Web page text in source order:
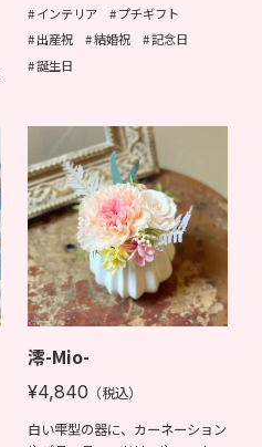
インテリア
プチギフト
出産祝
結婚祝
記念日
誕生日
澪-Mio-
¥4,840 （税込）
白い雫型の器に、カーネーション